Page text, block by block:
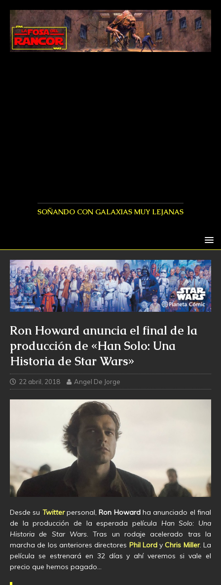
SOÑANDO CON GALAXIAS MUY LEJANAS
Ron Howard anuncia el final de la
producción de «Han Solo: Una
Historia de Star Wars»
22 abril, 2018 Angel De Jorge
Desde su Twitterpersonal,Ron Howardha anunciado el final
de la producción de la esperada película Han Solo: Una
Historia de Star Wars. Tras un rodaje acelerado tras la
marcha de los anteriores directores Phil Lordy Chris Miller. La
película se estrenará en 32 días y ahí veremos si vale el
precio que hemos pagado…